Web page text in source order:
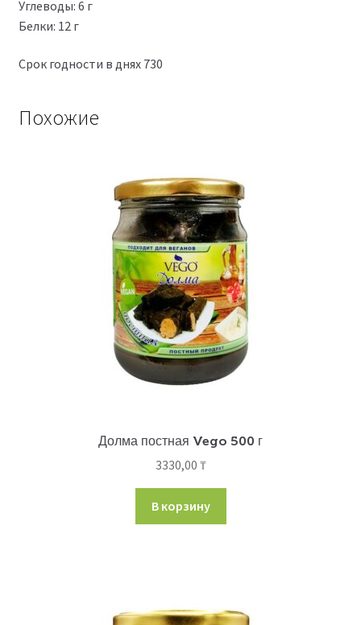
Углеводы: 6 г
Белки: 12 г
Срок годности в днях 730
Похожие
Долма постная Vego 500 г
3330,00 ₸
В корзину